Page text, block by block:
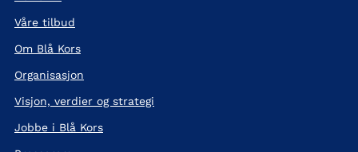
Våre tilbud
Om Blå Kors
Organisasjon
Visjon, verdier og strategi
Jobbe i Blå Kors